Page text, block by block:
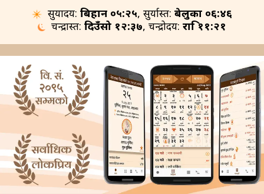
सुर्योदय:बिहान ०५:२५, सुर्यास्त:बेलुका ०६:४६
चन्द्रास्त:दिउँसो १२:३७, चन्द्रोदय:रात्रि ११:२१